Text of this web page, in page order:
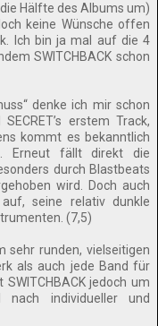
Hälfte des Albums um)
keine Wünsche offen
Ich bin ja mal auf die 4
SWITCHBACK schon
denke ich mir schon
erstem Track,
kommt es bekanntlich
Erneut fällt direkt die
durch Blastbeats
wird. Doch auch
seine relativ dunkle
(7,5)
sehr runden, vielseitigen
als auch jede Band für
jedoch um
individueller und